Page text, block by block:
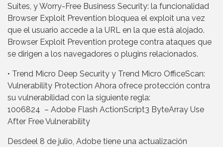
Suites, y Worry-Free Business Security: la funcionalidad
Browser Exploit Prevention bloquea el exploit una vez
que el usuario accede a la URL en la que está alojado.
Browser Exploit Prevention protege contra ataques que
se dirigen a los navegadores o plugins relacionados.
• Trend Micro Deep Security y Trend Micro OfficeScan:
Vulnerability Protection Ahora ofrece protección contra
su vulnerabilidad con la siguiente regla:
1006824 – Adobe Flash ActionScript3 ByteArray Use
After Free Vulnerability
Desdeel 8 de julio, Adobe tiene una actualización